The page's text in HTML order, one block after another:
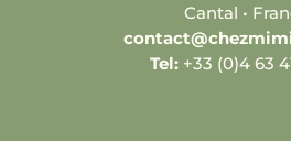
Cantal •
Tel: +33 (0)4 63